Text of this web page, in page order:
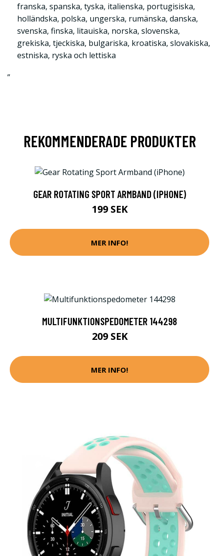
franska, spanska, tyska, italienska, portugisiska,
holländska, polska, ungerska, rumänska, danska,
svenska, finska, litauiska, norska, slovenska,
grekiska, tjeckiska, bulgariska, kroatiska, slovakiska,
estniska, ryska och lettiska
”
REKOMMENDERADE PRODUKTER
GEAR ROTATING SPORT ARMBAND (IPHONE)
199 SEK
MER INFO!
MULTIFUNKTIONSPEDOMETER 144298
209 SEK
MER INFO!